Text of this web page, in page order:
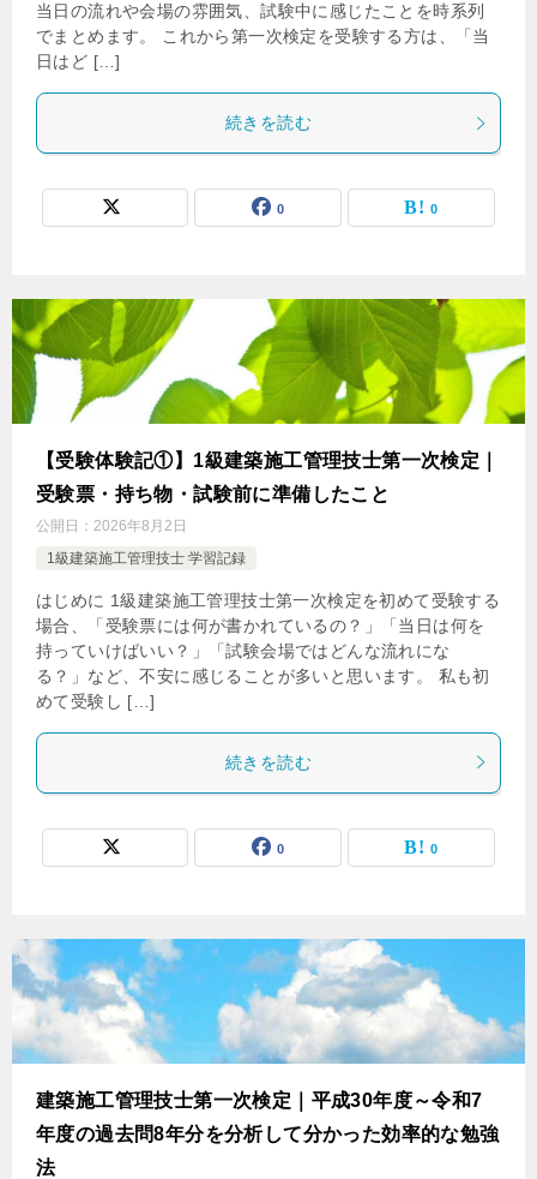
当日の流れや会場の雰囲気、試験中に感じたことを時系列
でまとめます。 これから第一次検定を受験する方は、「当
日はど […]
続きを読む
0 0
【受験体験記①】1級建築施工管理技士第一次検定｜
受験票・持ち物・試験前に準備したこと
公開日： 2026年8月2日
1級建築施工管理技士 学習記録
はじめに 1級建築施工管理技士第一次検定を初めて受験する
場合、「受験票には何が書かれているの？」「当日は何を
持っていけばいい？」「試験会場ではどんな流れにな
る？」など、不安に感じることが多いと思います。 私も初
めて受験し […]
続きを読む
0 0
建築施工管理技士第一次検定｜平成30年度～令和7
年度の過去問8年分を分析して分かった効率的な勉強
法